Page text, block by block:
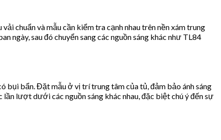
chuẩn và mẫu cần kiểm tra cạnh nhau trên nền xám trung
ngày, sau đó chuyển sang các nguồn sáng khác như TL84
bụi bẩn. Đặt mẫu ở vị trí trung tâm của tủ, đảm bảo ánh sáng
lượt dưới các nguồn sáng khác nhau, đặc biệt chú ý đến sự